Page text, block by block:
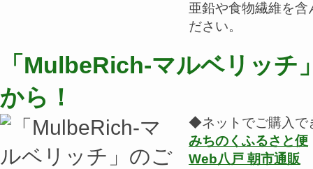
亜鉛や食物繊維を
ださい。
「MulbeRich-マルベリッチ
から！
◆ネットでご購入で
みちのくふるさと便
Web八戸 朝市通販